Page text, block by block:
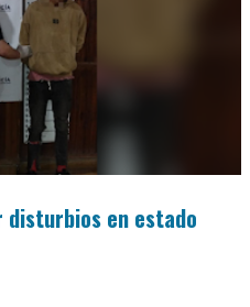
disturbios en estado